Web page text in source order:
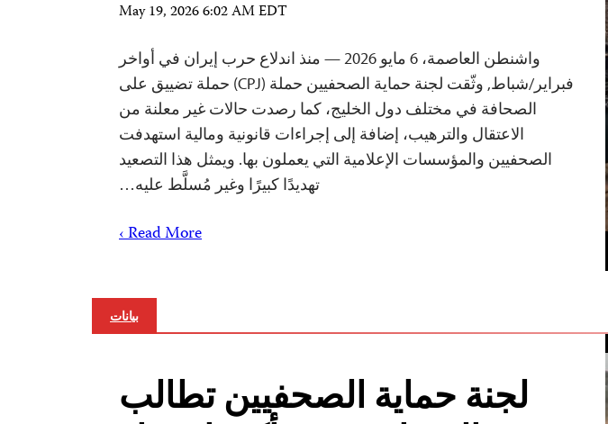
May 19, 2026 6:02 AM EDT
واشنطن العاصمة، 6 مايو 2026 — منذ اندلاع حرب إيران في أواخر
فبراير/شباط, وثّقت لجنة حماية الصحفيين حملة (CPJ) حملة تضييق على
الصحافة في مختلف دول الخليج، كما رصدت حالات غير معلنة من
الاعتقال والترهيب، إضافة إلى إجراءات قانونية ومالية استهدفت
الصحفيين والمؤسسات الإعلامية التي يعملون بها. ويمثل هذا التصعيد
تهديدًا كبيرًا وغير مُسلَّط عليه…
Read More ›
بيانات
لجنة حماية الصحفيين تطالب